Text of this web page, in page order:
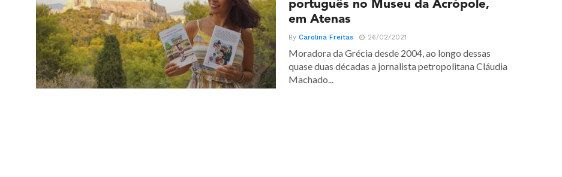
português no Museu da Acrópole,
em Atenas
ByCarolina Freitas 26/02/2021
Moradora da Grécia desde 2004, ao longo dessas
quase duas décadas a jornalista petropolitana Cláudia
Machado...